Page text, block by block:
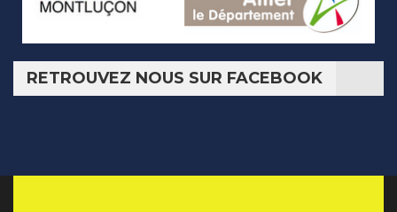
RETROUVEZ NOUS SUR FACEBOOK